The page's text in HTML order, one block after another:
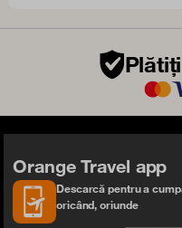
Orange Travel app
Descarcă pentru a
oricând, oriunde